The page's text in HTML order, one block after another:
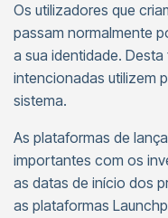
Os utilizadores que
passam normalmente
a sua identidade.
intencionadas utilizem
sistema.
As plataformas de
importantes com os
as datas de início dos
as plataformas